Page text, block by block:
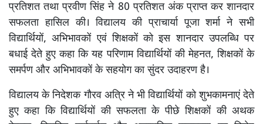
प्रतिशत तथा प्रवीण सिंह ने 80 प्रतिशत अंक प्राप्त कर शानदार
सफलता हासिल की। विद्यालय की प्राचार्या पूजा शर्मा ने सभी
विद्यार्थियों, अभिभावकों एवं शिक्षकों को इस शानदार उपलब्धि पर
बधाई देते हुए कहा कि यह परिणाम विद्यार्थियों की मेहनत, शिक्षकों के
समर्पण और अभिभावकों के सहयोग का सुंदर उदाहरण है।
विद्यालय के निदेशक गौरव अत्रि ने भी विद्यार्थियों को शुभकामनाएं देते
हुए कहा कि विद्यार्थियों की सफलता के पीछे शिक्षकों की अथक